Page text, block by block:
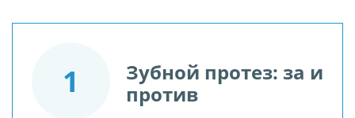
1
Зубной протез: за и
против